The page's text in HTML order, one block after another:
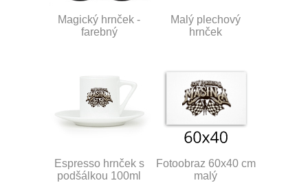
Magický hrnček -
farebný
Malý plechový
hrnček
Espresso hrnček s
podšálkou 100ml
Fotoobraz 60x40 cm
malý